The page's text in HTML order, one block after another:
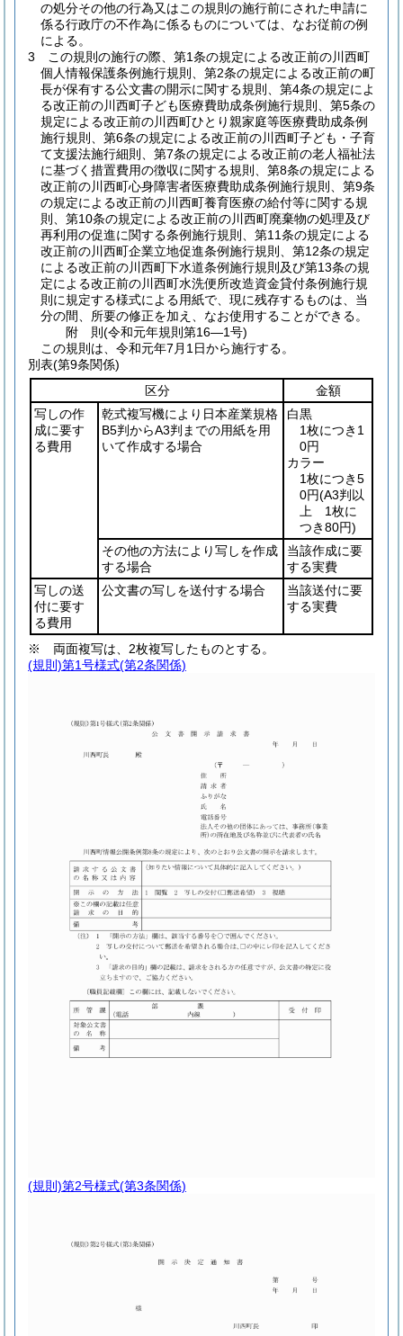
の処分その他の行為又はこの規則の施行前にされた申請に
係る行政庁の不作為に係るものについては、なお従前の例
による。
3
この規則の施行の際、第1条の規定による改正前の川西町
個人情報保護条例施行規則、第2条の規定による改正前の町
長が保有する公文書の開示に関する規則、第4条の規定によ
る改正前の川西町子ども医療費助成条例施行規則、第5条の
規定による改正前の川西町ひとり親家庭等医療費助成条例
施行規則、第6条の規定による改正前の川西町子ども・子育
て支援法施行細則、第7条の規定による改正前の老人福祉法
に基づく措置費用の徴収に関する規則、第8条の規定による
改正前の川西町心身障害者医療費助成条例施行規則、第9条
の規定による改正前の川西町養育医療の給付等に関する規
則、第10条の規定による改正前の川西町廃棄物の処理及び
再利用の促進に関する条例施行規則、第11条の規定による
改正前の川西町企業立地促進条例施行規則、第12条の規定
による改正前の川西町下水道条例施行規則及び第13条の規
定による改正前の川西町水洗便所改造資金貸付条例施行規
則に規定する様式による用紙で、現に残存するものは、当
分の間、所要の修正を加え、なお使用することができる。
附 則(令和元年規則第16―1号)
この規則は、令和元年7月1日から施行する。
別表(第9条関係)
区分
金額
写しの作
成に要す
る費用
乾式複写機により日本産業規格
B5判からA3判までの用紙を用
いて作成する場合
白黒
1枚につき1
0円
カラー
1枚につき5
0円(A3判以
上 1枚に
つき80円)
その他の方法により写しを作成
する場合
当該作成に要
する実費
写しの送
付に要す
る費用
公文書の写しを送付する場合
当該送付に要
する実費
※ 両面複写は、2枚複写したものとする。
(規則)第1号様式(第2条関係)
(規則)第2号様式(第3条関係)